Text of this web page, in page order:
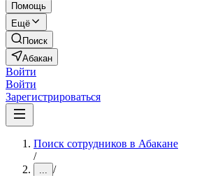
Помощь
Ещё
Поиск
Абакан
Войти
Войти
Зарегистрироваться
Поиск сотрудников в Абакане
/
... /